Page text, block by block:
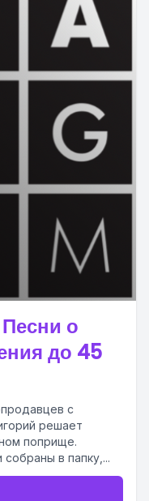
о
до 45
с
решает
поприще.
в папку,...